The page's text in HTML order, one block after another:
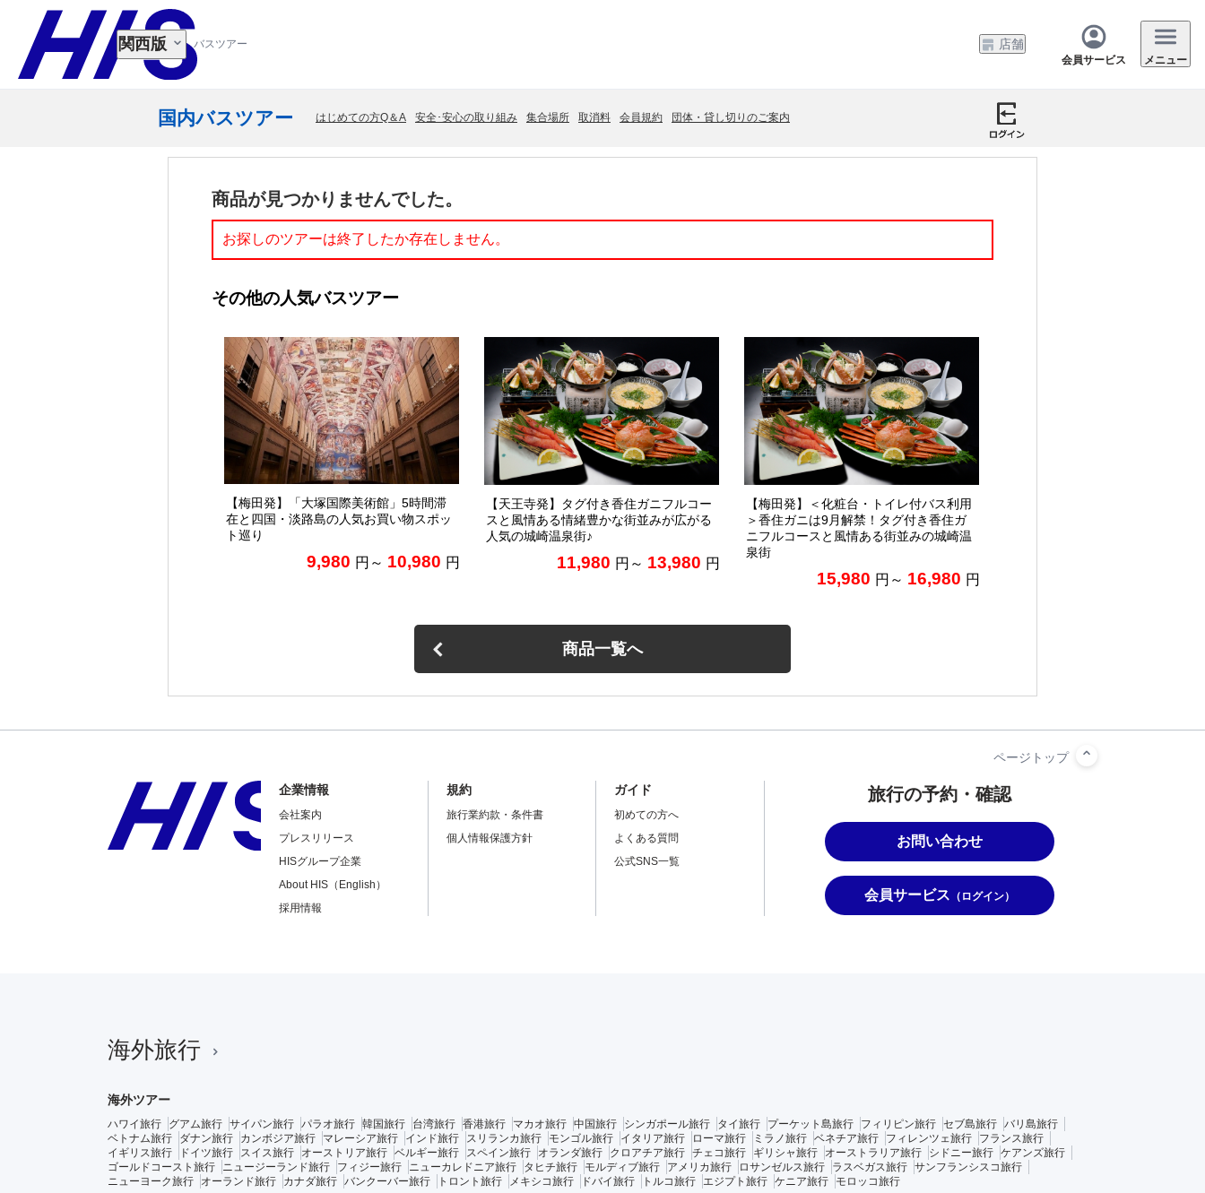
バスツアー
関西版 店舗
会員サービス メニュー
国内バスツアー はじめての方Q＆A 安全･安心の取り組み 集合場所 取消料 会員規約 団体・貸し切りのご案内
商品が見つかりませんでした。
お探しのツアーは終了したか存在しません。
その他の人気バスツアー
【梅田発】「大塚国際美術館」5時間滞
在と四国・淡路島の人気お買い物スポッ
ト巡り
9,980 円～ 10,980 円
【天王寺発】タグ付き香住ガニフルコー
スと風情ある情緒豊かな街並みが広がる
人気の城崎温泉街♪
11,980 円～ 13,980 円
【梅田発】＜化粧台・トイレ付バス利用
＞香住ガニは9月解禁！タグ付き香住ガ
ニフルコースと風情ある街並みの城崎温
泉街
15,980 円～ 16,980 円
商品一覧へ
旅行の予約・確認
お問い合わせ
会員サービス （ログイン）
企業情報
会社案内
プレスリリース
HISグループ企業
About HIS（English）
採用情報
規約
旅行業約款・条件書
個人情報保護方針
ガイド
初めての方へ
よくある質問
公式SNS一覧
海外旅行
海外ツアー
ハワイ旅行 グアム旅行 サイパン旅行 パラオ旅行 韓国旅行 台湾旅行 香港旅行 マカオ旅行 中国旅行 シンガポール旅行 タイ旅行 プーケット島旅行 フィリピン旅行 セブ島旅行 バリ島旅行
ベトナム旅行
ダナン旅行 カンボジア旅行 マレーシア旅行 インド旅行 スリランカ旅行 モンゴル旅行 イタリア旅行 ローマ旅行 ミラノ旅行 ベネチア旅行 フィレンツェ旅行
フランス旅行
イギリス旅行
ドイツ旅行 スイス旅行 オーストリア旅行 ベルギー旅行 スペイン旅行 オランダ旅行 クロアチア旅行 チェコ旅行 ギリシャ旅行 オーストラリア旅行 シドニー旅行 ケアンズ旅行
ゴールドコースト旅行
ニュージーランド旅行 フィジー旅行 ニューカレドニア旅行 タヒチ旅行 モルディブ旅行 アメリカ旅行 ロサンゼルス旅行 ラスベガス旅行 サンフランシスコ旅行
ニューヨーク旅行
オーランド旅行 カナダ旅行 バンクーバー旅行 トロント旅行 メキシコ旅行 ドバイ旅行 トルコ旅行 エジプト旅行 ケニア旅行 モロッコ旅行